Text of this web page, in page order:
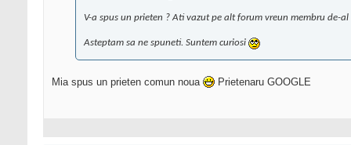
V-a spus un prieten ? Ati vazut pe alt forum vreun membru de-al
Asteptam sa ne spuneti. Suntem curiosi
Mia spus un prieten comun noua Prietenaru GOOGLE